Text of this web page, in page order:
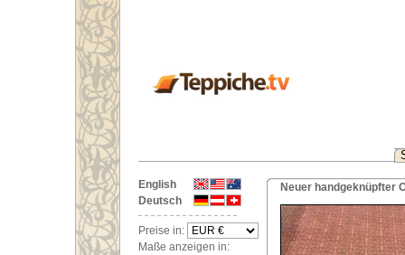
English
Deutsch
Preise in:
Maße anzeigen in:
Neuer handgeknüpfter